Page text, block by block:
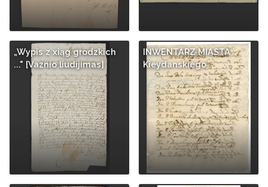
„Wypis z xiąg grodzkich
..." [Vaznio liudijimas]
INWENTARZ MIASTA
Kieydanskiego